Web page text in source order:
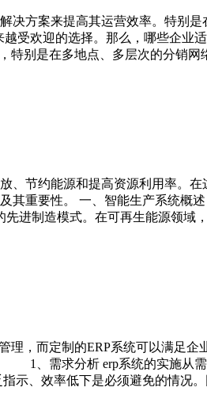
方案来提高其运营效率。特别
受欢迎的选择。那么，哪些企业
别是在多地点、多层次的分销
节约能源和提高资源利用率。
重要性。 一、智能生产系统概
进制造模式。在可再生能源领域
，而定制的ERP系统可以满足企
1、需求分析 erp系统的实施从
示、效率低下是必须避免的情况